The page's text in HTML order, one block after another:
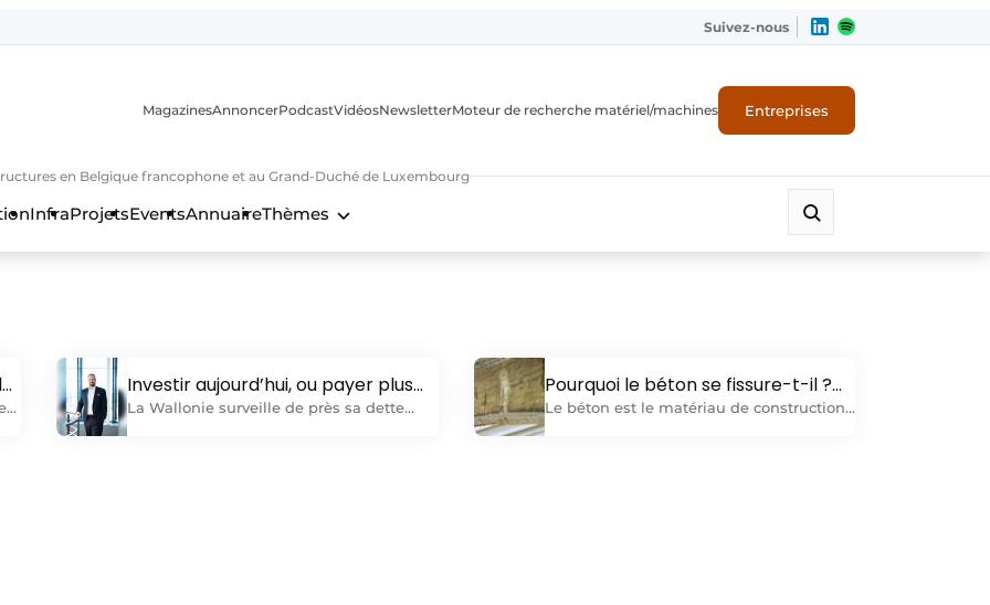
Suivez-nous
en Belgique francophone et au Grand-Duché de Luxembourg
MagazinesAnnoncerPodcastVidéosNewsletterMoteur de recherche matériel/machines Entreprises
InfraProjetsEventsAnnuaireThèmes
Investir aujourd’hui, ou payer plus
cher demain
La Wallonie surveille de près sa dette
Pourquoi le béton se fissure-t-il ?
Voici les principales raisons
Le béton est le matériau de construction
le plus utilisé à travers le monde. Depuis